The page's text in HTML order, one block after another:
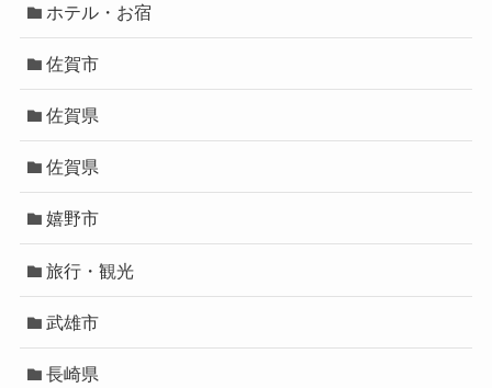
ホテル・お宿
佐賀市
佐賀県
佐賀県
嬉野市
旅行・観光
武雄市
長崎県